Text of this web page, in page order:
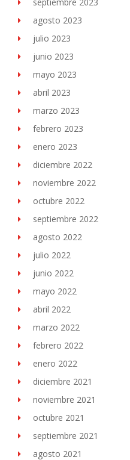
agosto 2023
julio 2023
junio 2023
mayo 2023
abril 2023
marzo 2023
febrero 2023
enero 2023
diciembre 2022
noviembre 2022
octubre 2022
septiembre 2022
agosto 2022
julio 2022
junio 2022
mayo 2022
abril 2022
marzo 2022
febrero 2022
enero 2022
diciembre 2021
noviembre 2021
octubre 2021
septiembre 2021
agosto 2021